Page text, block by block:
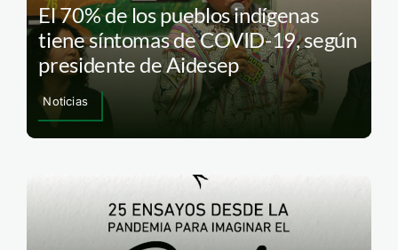
El 70% de los pueblos indígenas
tiene síntomas de COVID-19, según
presidente de Aidesep
Noticias